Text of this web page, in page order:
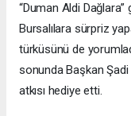
“Duman Aldi Dağlara”
Bursalılara sürpriz
türküsünü de
sonunda Başkan
atkısı hediye etti.